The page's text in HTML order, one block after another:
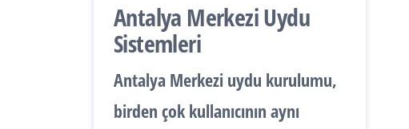
Antalya Merkezi Uydu
Sistemleri
Antalya Merkezi uydu kurulumu,
birden çok kullanıcının aynı